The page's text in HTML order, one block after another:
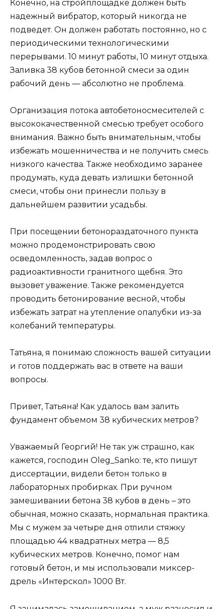
Конечно, на стройплощадке должен быть
надежный вибратор, который никогда не
подведет. Он должен работать постоянно, но с
периодическими технологическими
перерывами. 10 минут работы, 10 минут отдыха.
Заливка 38 кубов бетонной смеси за один
рабочий день — абсолютно не проблема.
Организация потока автобетоносмесителей с
высококачественной смесью требует особого
внимания. Важно быть внимательным, чтобы
избежать мошенничества и не получить смесь
низкого качества. Также необходимо заранее
продумать, куда девать излишки бетонной
смеси, чтобы они принесли пользу в
дальнейшем развитии усадьбы.
При посещении бетонораздаточного пункта
можно продемонстрировать свою
осведомленность, задав вопрос о
радиоактивности гранитного щебня. Это
вызовет уважение. Также рекомендуется
проводить бетонирование весной, чтобы
избежать затрат на утепление опалубки из-за
колебаний температуры.
Татьяна, я понимаю сложность вашей ситуации
и готов поддержать вас в ответе на ваши
вопросы.
Привет, Татьяна! Как удалось вам залить
фундамент объемом 38 кубических метров?
Уважаемый Георгий! Не так уж страшно, как
кажется, господин Oleg_Sanko: те, кто пишут
диссертации, видели бетон только в
лабораторных пробирках. При ручном
замешивании бетона 38 кубов в день – это
обычная, можно сказать, нормальная практика.
Мы с мужем за четыре дня отлили стяжку
площадью 44 квадратных метра — 8,5
кубических метров. Конечно, помог нам
готовый бетон, и мы использовали миксер-
дрель «Интерскол» 1000 Вт.